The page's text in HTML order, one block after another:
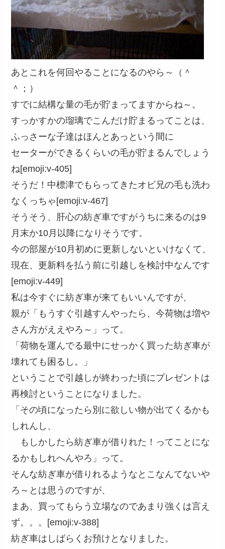
あとこれを何回やることになるのやら～（＾
＾；）
すでに結構な量の毛が貯まってますからね～。
すっかすかの瑠璃でこんだけ貯まるってことは、
ふっさーな子達はほんとあっという間に
セーターができるくらいの毛が貯まるんでしょう
ね[emoji:v-405]
そうだ！中標津でもらってきたオビ兄の毛も洗わ
なくっちゃ[emoji:v-467]
そうそう、肝心の紡ぎ車ですがうちに来るのは9
月末か10月以降になりそうです。
今の部屋が10月初めに更新しないといけなくて、
現在、更新料を払う前に引越しを検討中なんです
[emoji:v-449]
私は今すぐに紡ぎ車が来てもいいんですが、
親が「もうすぐ引越すんやったら、今荷物は増や
さん方がええやろ～」って。
「荷物を運んでる最中にせっかく買った紡ぎ車が
壊れても困るし。」
ということで引越しが終わった頃にプレゼントは
再検討ということになりました。
「その頃になったら別に欲しい物が出てくるかも
しれんし、
もしかしたら紡ぎ車が借りれた！ってことにな
るかもしれへんやろ」って。
そんな紡ぎ車が借りれるようなとこなんてないや
ろ～とは思うのですが、
まあ、買ってもらう立場なのであまり強くは言え
ず。。。[emoji:v-388]
紡ぎ車はしばらくお預けとなりました。